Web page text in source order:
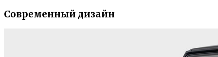
Современный дизайн